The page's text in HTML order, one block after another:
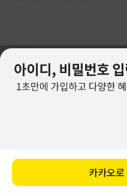
카카오로